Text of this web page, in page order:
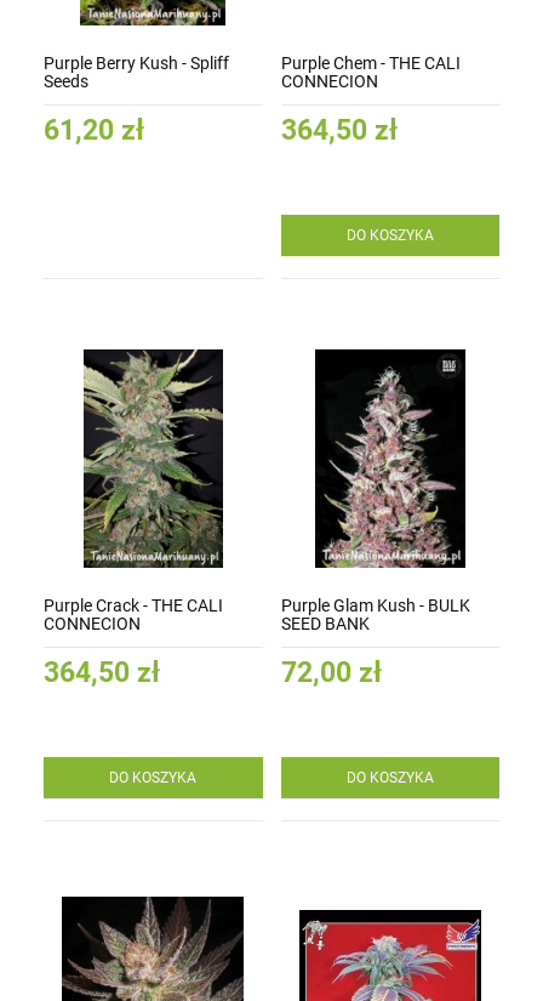
Purple Berry Kush - Spliff
Seeds
61,20 zł
Purple Chem - THE CALI
CONNECION
364,50 zł
DO KOSZYKA
Purple Crack - THE CALI
CONNECION
364,50 zł
DO KOSZYKA
Purple Glam Kush - BULK
SEED BANK
72,00 zł
DO KOSZYKA